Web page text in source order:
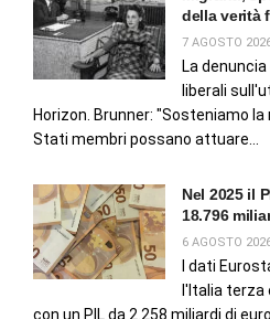
della verità
7 AGOSTO
La
liberali
Horizon. Brunner: "Sosteniamo
Stati membri possano attuare...
Nel 2025 il
18.796
6 AGOSTO
I dati
l'Italia terza
con un PIL da 2.258 miliardi di euro